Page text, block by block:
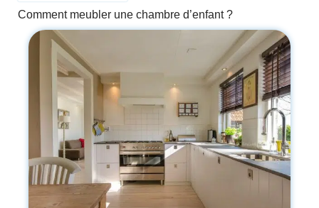
Comment meubler une chambre d’enfant ?